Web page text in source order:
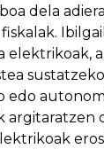
dela
elektrikoak,
edo
argitaratzen